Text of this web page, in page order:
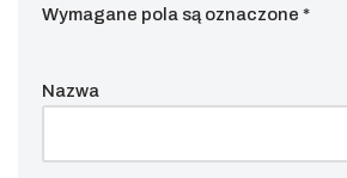
Wymagane pola są oznaczone *
Nazwa